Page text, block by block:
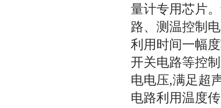
量计专用芯片
路、测温控制
利用时间一幅
开关电路等控
电电压,满足超
电路利用温度